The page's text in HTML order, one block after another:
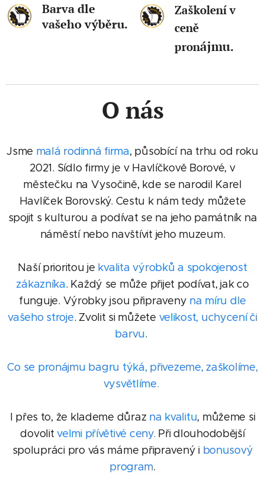
Barva dle
vašeho výběru.
Zaškolení v
ceně
pronájmu.
O nás
Jsme malá rodinná firma, působící na trhu od roku
2021. Sídlo firmy je v Havlíčkově Borové, v
městečku na Vysočině, kde se narodil Karel
Havlíček Borovský. Cestu k nám tedy můžete
spojit s kulturou a podívat se na jeho památník na
náměstí nebo navštívit jeho muzeum.
Naší prioritou je kvalita výrobků a spokojenost
zákazníka. Každý se může přijet podívat, jak co
funguje. Výrobky jsou připraveny na míru dle
vašeho stroje. Zvolit si můžete velikost, uchycení či
barvu.
Co se pronájmu bagru týká, přivezeme, zaškolíme,
vysvětlíme.
I přes to, že klademe důraz na kvalitu, můžeme si
dovolitvelmi přívětivé ceny. Při dlouhodobější
spolupráci pro vás máme připravený i bonusový
program.